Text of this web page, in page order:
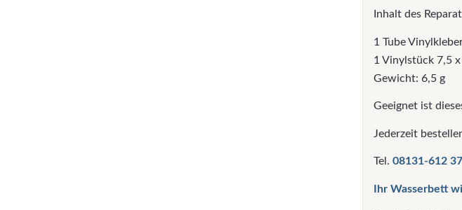
Inhalt des
1 Tube
1 Vinylstück 7,5
Gewicht: 6,5 g
Geeignet ist
Jederzeit
Tel.08131-612
Ihr Wasserbett